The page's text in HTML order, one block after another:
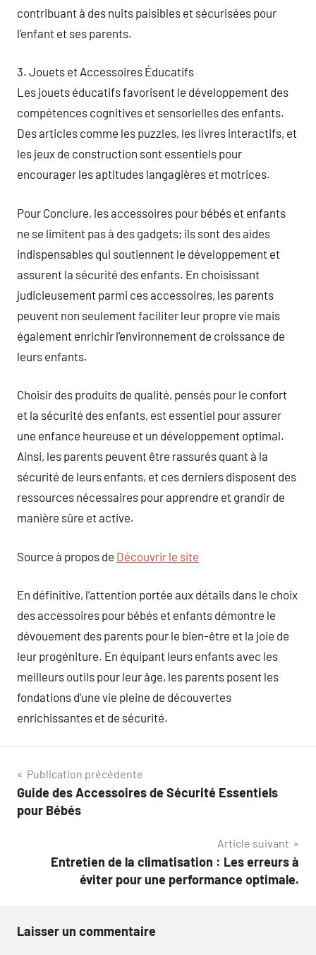
contribuant à des nuits paisibles et sécurisées pour
l’enfant et ses parents.
3. Jouets et Accessoires Éducatifs
Les jouets éducatifs favorisent le développement des
compétences cognitives et sensorielles des enfants.
Des articles comme les puzzles, les livres interactifs, et
les jeux de construction sont essentiels pour
encourager les aptitudes langagières et motrices.
Pour Conclure, les accessoires pour bébés et enfants
ne se limitent pas à des gadgets; ils sont des aides
indispensables qui soutiennent le développement et
assurent la sécurité des enfants. En choisissant
judicieusement parmi ces accessoires, les parents
peuvent non seulement faciliter leur propre vie mais
également enrichir l’environnement de croissance de
leurs enfants.
Choisir des produits de qualité, pensés pour le confort
et la sécurité des enfants, est essentiel pour assurer
une enfance heureuse et un développement optimal.
Ainsi, les parents peuvent être rassurés quant à la
sécurité de leurs enfants, et ces derniers disposent des
ressources nécessaires pour apprendre et grandir de
manière sûre et active.
Source à propos de Découvrir le site
En définitive, l’attention portée aux détails dans le choix
des accessoires pour bébés et enfants démontre le
dévouement des parents pour le bien-être et la joie de
leur progéniture. En équipant leurs enfants avec les
meilleurs outils pour leur âge, les parents posent les
fondations d’une vie pleine de découvertes
enrichissantes et de sécurité.
Navigation
de
Publication précédente
Guide des Accessoires de Sécurité Essentiels
pour Bébés
Article suivant
Entretien de la climatisation : Les erreurs à
éviter pour une performance optimale.
Laisser un commentaire